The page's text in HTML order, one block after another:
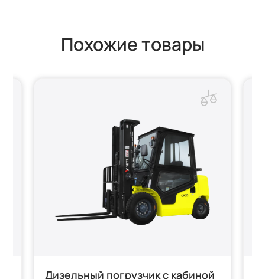
Похожие товары
Дизельный погрузчик с кабиной